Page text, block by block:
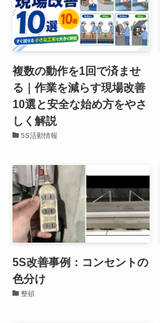
複数の動作を1回で済ませ
る｜作業を減らす現場改善
10選と安全な始め方をやさ
しく解説
5S活動情報
5S改善事例：コンセントの
色分け
整頓